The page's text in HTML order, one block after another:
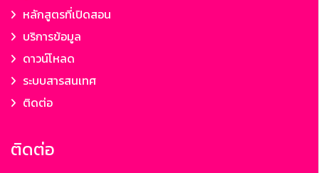
หลักสูตรที่เปิดสอน
บริการข้อมูล
ดาวน์โหลด
ระบบสารสนเทศ
ติดต่อ
ติดต่อ